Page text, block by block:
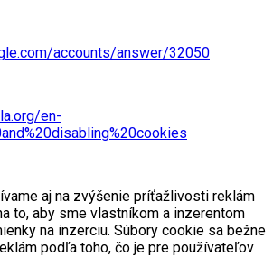
accounts/answer/32050
en-
aj na zvýšenie príťažlivosti reklám
to, aby sme vlastníkom a inzerentom
na inzerciu. Súbory cookie sa bežne
podľa toho, čo je pre používateľov